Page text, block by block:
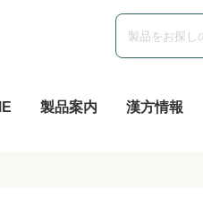
製品案内 漢方情報